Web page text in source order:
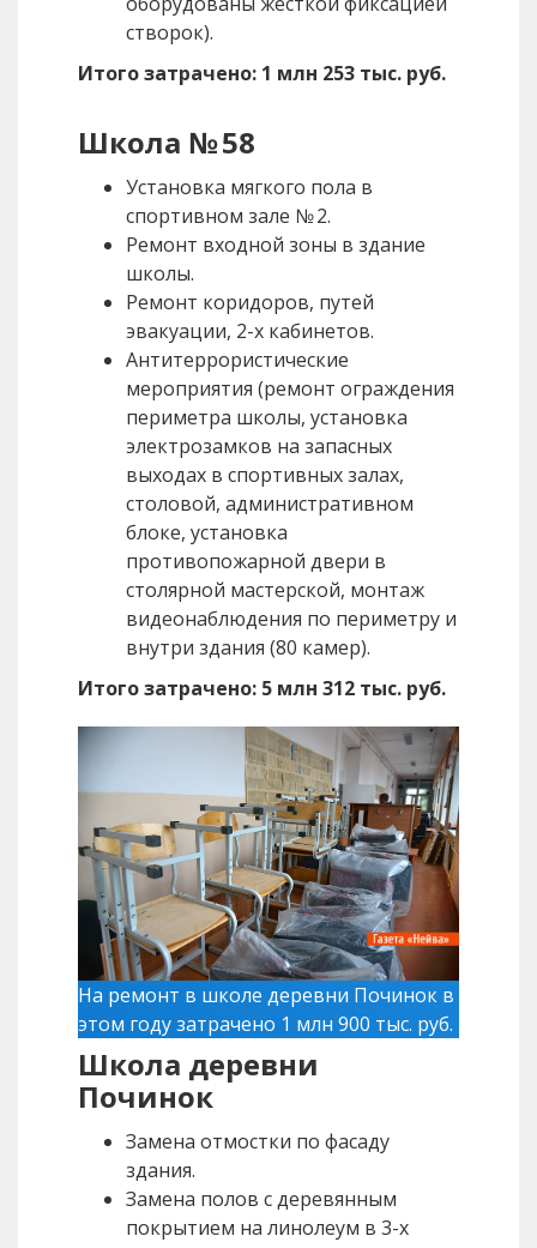
створок).
Итого затрачено: 1 млн 253 тыс. руб.
Школа № 58
Установка мягкого пола в
спортивном зале № 2.
Ремонт входной зоны в здание
школы.
Ремонт коридоров, путей
эвакуации, 2-х кабинетов.
Антитеррористические
мероприятия (ремонт ограждения
периметра школы, установка
электрозамков на запасных
выходах в спортивных залах,
столовой, административном
блоке, установка
противопожарной двери в
столярной мастерской, монтаж
видеонаблюдения по периметру и
внутри здания (80 камер).
Итого затрачено: 5 млн 312 тыс. руб.
На ремонт в школе деревни Починок в
этом году затрачено 1 млн 900 тыс. руб.
Школа деревни
Починок
Замена отмостки по фасаду
здания.
Замена полов с деревянным
покрытием на линолеум в 3-х